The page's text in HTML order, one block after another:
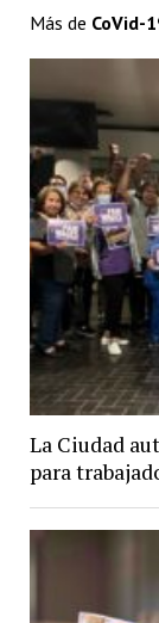
Más de CoVid-
La Ciudad
para